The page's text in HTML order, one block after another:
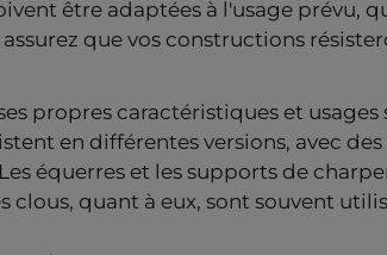
être adaptées à l'usage prévu,
que vos constructions
propres caractéristiques et
en différentes versions, avec
équerres et les supports de
quant à eux, sont souvent